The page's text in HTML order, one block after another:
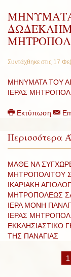
Συντάχθηκε στις 17
ΜΗΝΥΜΑΤΑ ΤΟΥ
ΙΕΡΑΣ
Εκτύπωση
Περισσότερα
ΜΑΘΕ ΝΑ
ΜΗΤΡΟΠΟΛΙΤΟΥ
ΙΚΑΡΙΑΚΗ
ΜΗΤΡΟΠΟΛΕΩΣ
ΙΕΡΑ ΜΟΝΗ
ΙΕΡΑΣ
ΕΚΚΛΗΣΙΑΣΤΙΚΟ
ΤΗΣ ΠΑΝΑΓΙΑΣ
1